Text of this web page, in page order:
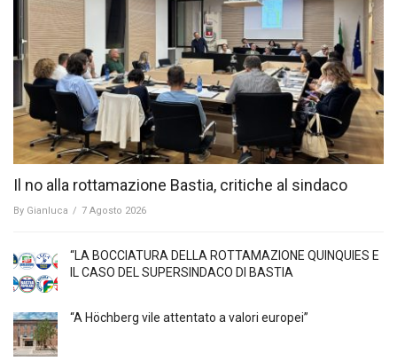
Il no alla rottamazione Bastia, critiche al sindaco
By Gianluca / 7 Agosto 2026
“LA BOCCIATURA DELLA ROTTAMAZIONE QUINQUIES E
IL CASO DEL SUPERSINDACO DI BASTIA
“A Höchberg vile attentato a valori europei”